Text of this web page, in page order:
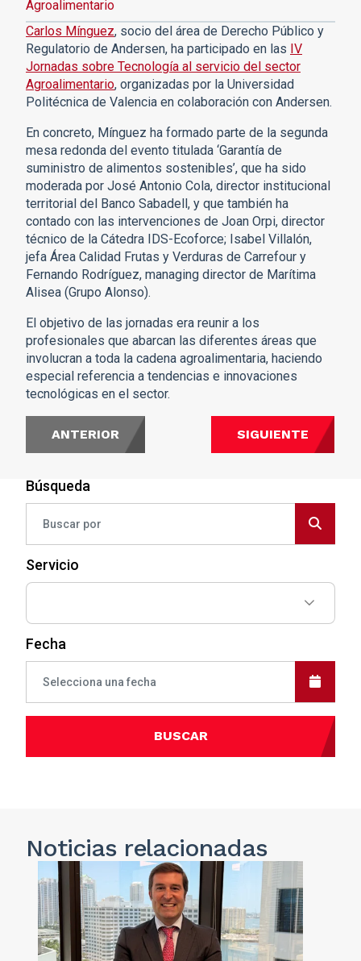
Búsqueda
Servicio
Fecha
BUSCAR
Agroalimentario
Carlos Mínguez, socio del área de Derecho Público y
Regulatorio de Andersen, ha participado en las IV
Jornadas sobre Tecnología al servicio del sector
Agroalimentario, organizadas por la Universidad
Politécnica de Valencia en colaboración con Andersen.
En concreto, Mínguez ha formado parte de la segunda
mesa redonda del evento titulada ‘Garantía de
suministro de alimentos sostenibles’, que ha sido
moderada por José Antonio Cola, director institucional
territorial del Banco Sabadell, y que también ha
contado con las intervenciones de Joan Orpi, director
técnico de la Cátedra IDS-Ecoforce; Isabel Villalón,
jefa Área Calidad Frutas y Verduras de Carrefour y
Fernando Rodríguez, managing director de Marítima
Alisea (Grupo Alonso).
El objetivo de las jornadas era reunir a los
profesionales que abarcan las diferentes áreas que
involucran a toda la cadena agroalimentaria, haciendo
especial referencia a tendencias e innovaciones
tecnológicas en el sector.
ANTERIOR SIGUIENTE
Noticiasrelacionadas